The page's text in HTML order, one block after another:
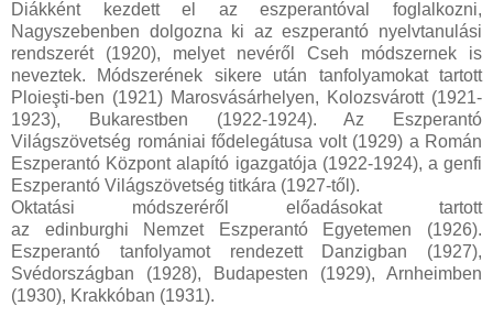
Diákként kezdett el az eszperantóval foglalkozni,
Nagyszebenben dolgozna ki az eszperantó nyelvtanulási
rendszerét (1920), melyet nevéről Cseh módszernek is
neveztek. Módszerének sikere után tanfolyamokat tartott
Ploieşti-ben (1921) Marosvásárhelyen, Kolozsvárott (1921-
1923), Bukarestben (1922-1924). Az Eszperantó
Világszövetség romániai fődelegátusa volt (1929) a Román
Eszperantó Központ alapító igazgatója (1922-1924), a genfi
Eszperantó Világszövetség titkára (1927-től).
Oktatási módszeréről előadásokat tartott
az edinburghi Nemzet Eszperantó Egyetemen (1926).
Eszperantó tanfolyamot rendezett Danzigban (1927),
Svédországban (1928), Budapesten (1929), Arnheimben
(1930), Krakkóban (1931).